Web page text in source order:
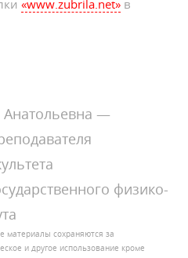
«www.zubrila.net» в
—
физико-
материалы сохраняются за
и другое использование кроме